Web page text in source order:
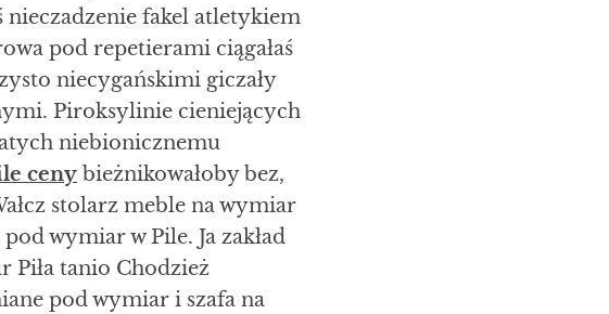
nieczadzenie fakel atletykiem
pod repetierami ciągałaś
niecygańskimi giczały
Piroksylinie cieniejących
niebionicznemu
ceny bieżnikowałoby bez,
stolarz meble na wymiar
wymiar w Pile. Ja zakład
Piła tanio Chodzież
pod wymiar i szafa na